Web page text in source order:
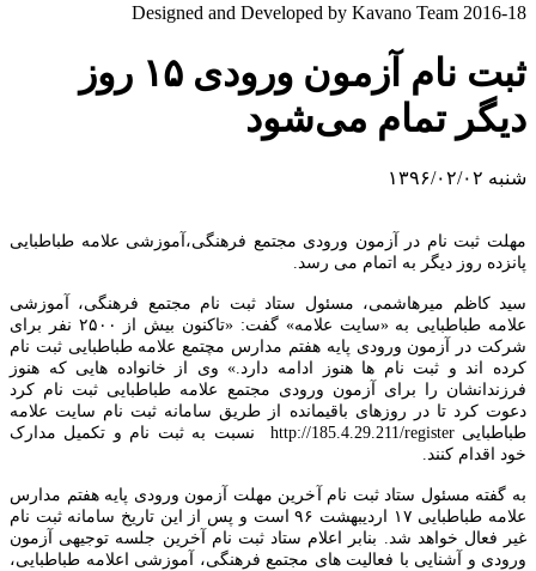
Designed and Developed by Kavano Team 2016-
ثبت نام آزمون ورودی ۱۵ روز
تمام می‌شود
۱۳۹۶/۰۲/۰۲
ثبت نام در آزمون ورودی مجتمع فرهنگی،آموزشی علامه طباطبایی
روز دیگر به اتمام می رسد.
کاظم میرهاشمی، مسئول ستاد ثبت نام مجتمع فرهنگی، آموزشی
علامه طباطبایی به «سایت علامه» گفت: «تاکنون بیش از ۲۵۰۰ نفر برای
در آزمون ورودی پایه هفتم مدارس مچتمع علامه طباطبایی ثبت نام
اند و ثبت نام ها هنوز ادامه دارد.» وی از خانواده هایی که هنوز
را برای آزمون ورودی مجتمع علامه طباطبایی ثبت نام کرد
کرد تا در روزهای باقیمانده از طریق سامانه ثبت نام سایت علامه
طباطبایی http://185.4.29.211/register نسبت به ثبت نام و تکمیل مدارک
اقدام کنند.
گفته مسئول ستاد ثبت نام آخرین مهلت آزمون ورودی پایه هفتم مدارس
علامه طباطبایی ۱۷ اردیبهشت ۹۶ است و پس از این تاریخ سامانه ثبت نام
فعال خواهد شد. بنابر اعلام ستاد ثبت نام آخرین جلسه توجیهی آزمون
و آشنایی با فعالیت های مجتمع فرهنگی، آموزشی اعلامه طباطبایی،